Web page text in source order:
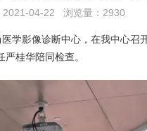
2021-04-22 浏览量：2930
学影像诊断中心，在我中心
桂华陪同检查。